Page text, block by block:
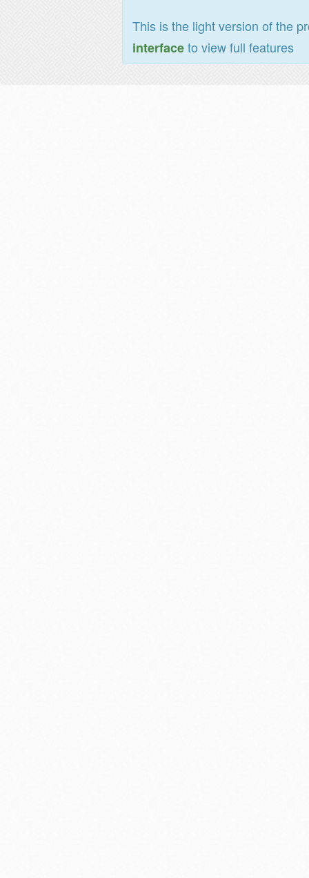
This is the light version of the
interfaceto view full features